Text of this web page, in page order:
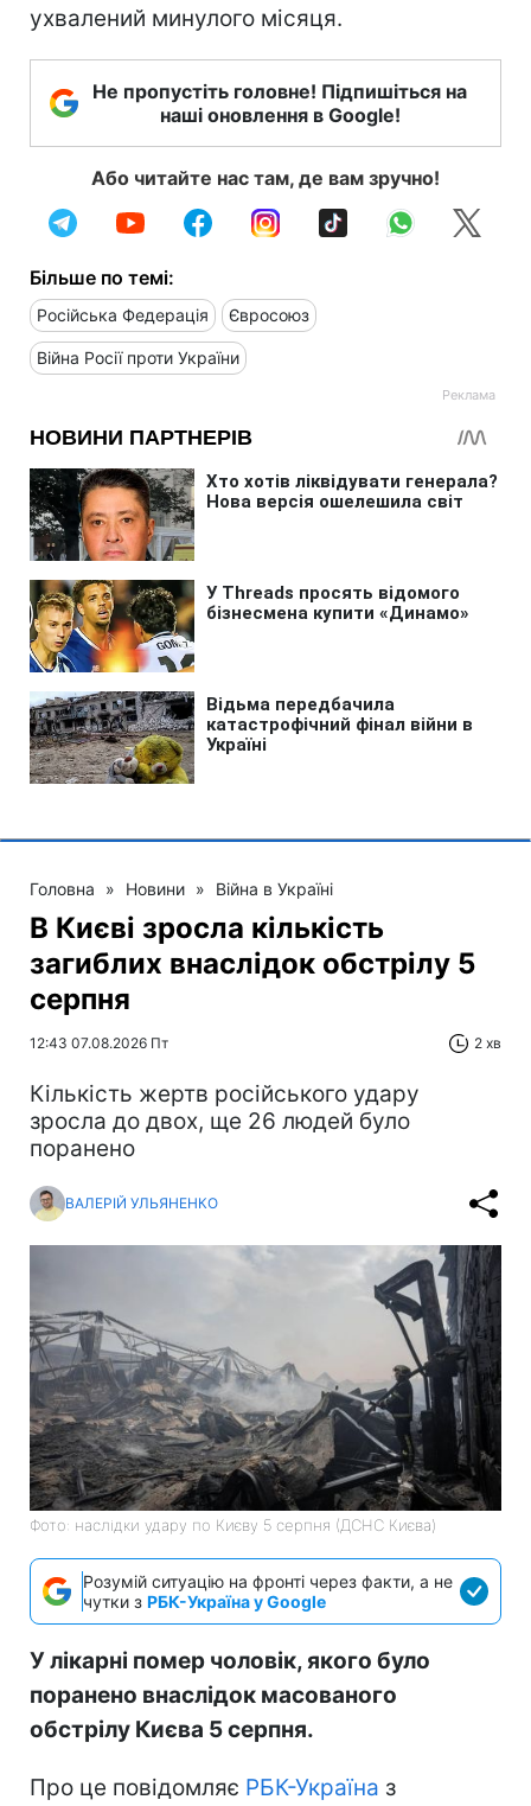
ухвалений минулого місяця.
Не пропустіть головне! Підпишіться на
наші оновлення в Google!
Або читайте нас там, де вам зручно!
Більше по темі:
Російська Федерація Євросоюз
Війна Росії проти України
Головна » Новини » Війна в Україні
В Києві зросла кількість
загиблих внаслідок обстрілу 5
серпня
12:43 07.08.2026 Пт 2 хв
Кількість жертв російського удару
зросла до двох, ще 26 людей було
поранено
ВАЛЕРІЙ УЛЬЯНЕНКО
Фото: наслідки удару по Києву 5 серпня (ДСНС Києва)
Розумій ситуацію на фронті через факти, а не
чутки з РБК-Україна у Google
У лікарні помер чоловік, якого було
поранено внаслідок масованого
обстрілу Києва 5 серпня.
Про це повідомляє РБК-Україна з